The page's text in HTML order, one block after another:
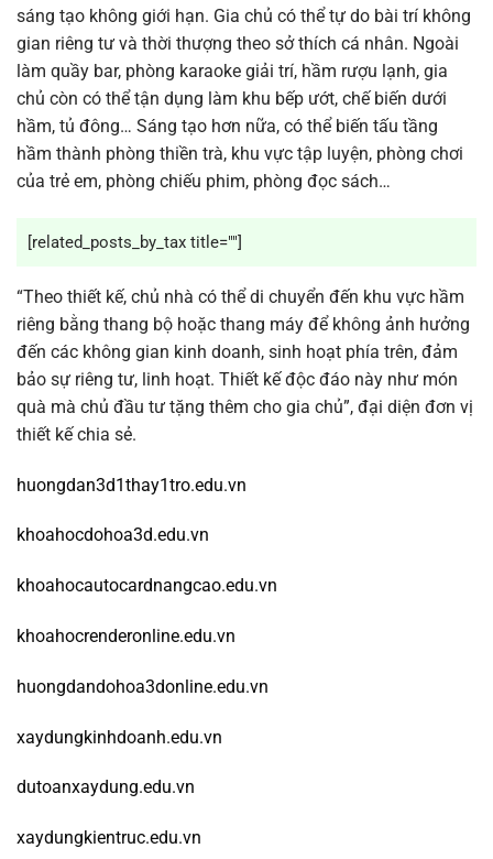
sáng tạo không giới hạn. Gia chủ có thể tự do bài trí không
gian riêng tư và thời thượng theo sở thích cá nhân. Ngoài
làm quầy bar, phòng karaoke giải trí, hầm rượu lạnh, gia
chủ còn có thể tận dụng làm khu bếp ướt, chế biến dưới
hầm, tủ đông… Sáng tạo hơn nữa, có thể biến tấu tầng
hầm thành phòng thiền trà, khu vực tập luyện, phòng chơi
của trẻ em, phòng chiếu phim, phòng đọc sách…
[related_posts_by_tax title=""]
“Theo thiết kế, chủ nhà có thể di chuyển đến khu vực hầm
riêng bằng thang bộ hoặc thang máy để không ảnh hưởng
đến các không gian kinh doanh, sinh hoạt phía trên, đảm
bảo sự riêng tư, linh hoạt. Thiết kế độc đáo này như món
quà mà chủ đầu tư tặng thêm cho gia chủ”, đại diện đơn vị
thiết kế chia sẻ.
huongdan3d1thay1tro.edu.vn
khoahocdohoa3d.edu.vn
khoahocautocardnangcao.edu.vn
khoahocrenderonline.edu.vn
huongdandohoa3donline.edu.vn
xaydungkinhdoanh.edu.vn
dutoanxaydung.edu.vn
xaydungkientruc.edu.vn